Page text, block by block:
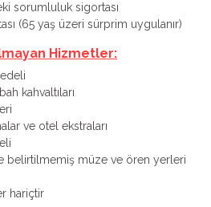
sorumluluk sigortası
(65 yaş üzeri sürprim uygulanır)
Hizmetler:
kahvaltıları
ve otel ekstraları
belirtilmemiş müze ve ören yerleri
hariçtir